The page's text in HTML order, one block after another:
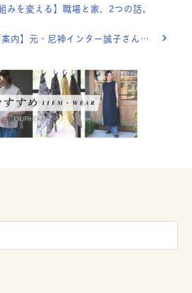
みを変える】職場と家、2つの話。
【アーカイブ視聴のご案内】元・尼神インター誠子さんとEmiのトークライブ